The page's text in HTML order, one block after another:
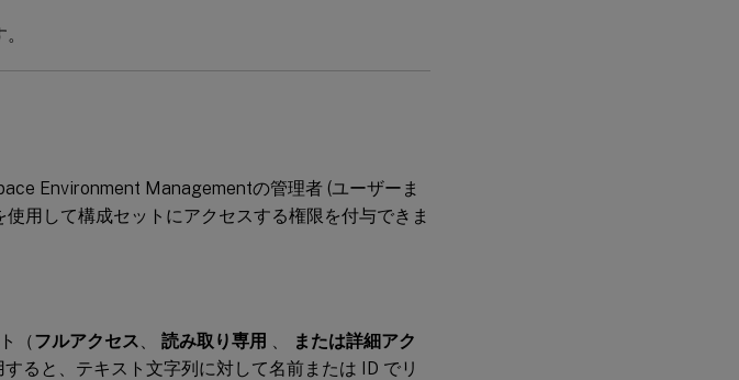
Environment Managementの管理者 (ユーザーま
用して構成セットにアクセスする権限を付与できま
（フルアクセス 読み取り専用
または詳細アク
すると、テキスト文字列に対して名前または ID でリ